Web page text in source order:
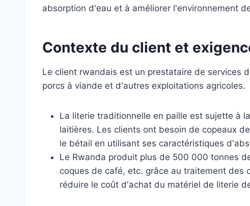
absorption d'eau et à améliorer l'environnement
Contexte du client et
Le client rwandais est un prestataire de services
porcs à viande et d'autres exploitations agricoles.
La literie traditionnelle en paille est sujette à
laitières. Les clients ont besoin de copeaux
le bétail en utilisant ses caractéristiques
Le Rwanda produit plus de 500 000 tonnes
coques de café, etc. grâce au traitement des
réduire le coût d'achat du matériel de literie